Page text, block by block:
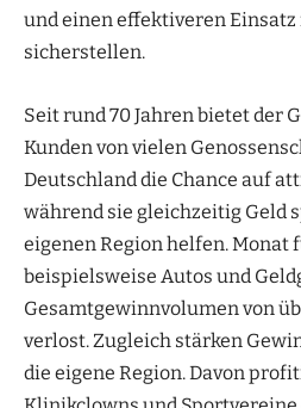
und einen effektiveren Einsatz
sicherstellen.
Seit rund 70 Jahren bietet der
Kunden von vielen
Deutschland die Chance auf
während sie gleichzeitig Geld
eigenen Region helfen. Monat
beispielsweise Autos und
Gesamtgewinnvolumen von
verlost. Zugleich stärken
die eigene Region. Davon